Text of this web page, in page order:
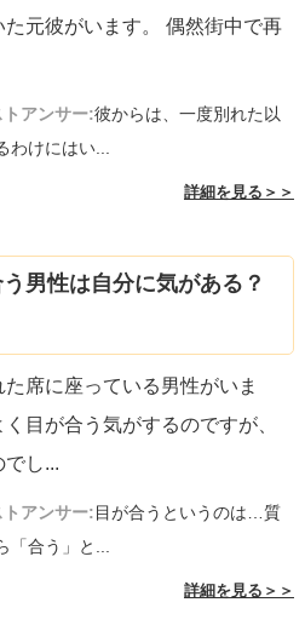
た元彼がいます。 偶然街中で再
トアンサー:彼からは、一度別れた以
わけにはい...
詳細を見る＞＞
男性は自分に気がある？
席に座っている男性がいま
目が合う気がするのですが、
でし...
トアンサー:目が合うというのは…質
「合う」と...
詳細を見る＞＞